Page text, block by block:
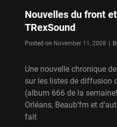
Nouvelles du front
TRexSound
Posted on November 11, 2008
Une nouvelle chronique
sur les listes de diffusion
(album 666 de la
Orléans, Beaub’fm et
fait